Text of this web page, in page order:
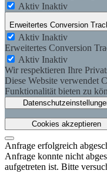
Aktiv Inaktiv
Erweitertes Conversion
Aktiv Inaktiv
Erweitertes Conversion
Aktiv Inaktiv
Wir respektieren Ihre
Diese Website verwendet
Funktionalität bieten zu
Cookies akzeptieren
Anfrage erfolgreich
Anfrage konnte nicht
aufgetreten ist. Bitte